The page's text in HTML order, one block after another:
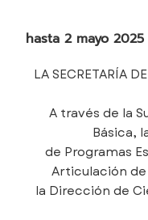
hasta 2 mayo 2025
LA SECRETARÍA
A través de la
Básica,
de Programas
Articulación
la Dirección de